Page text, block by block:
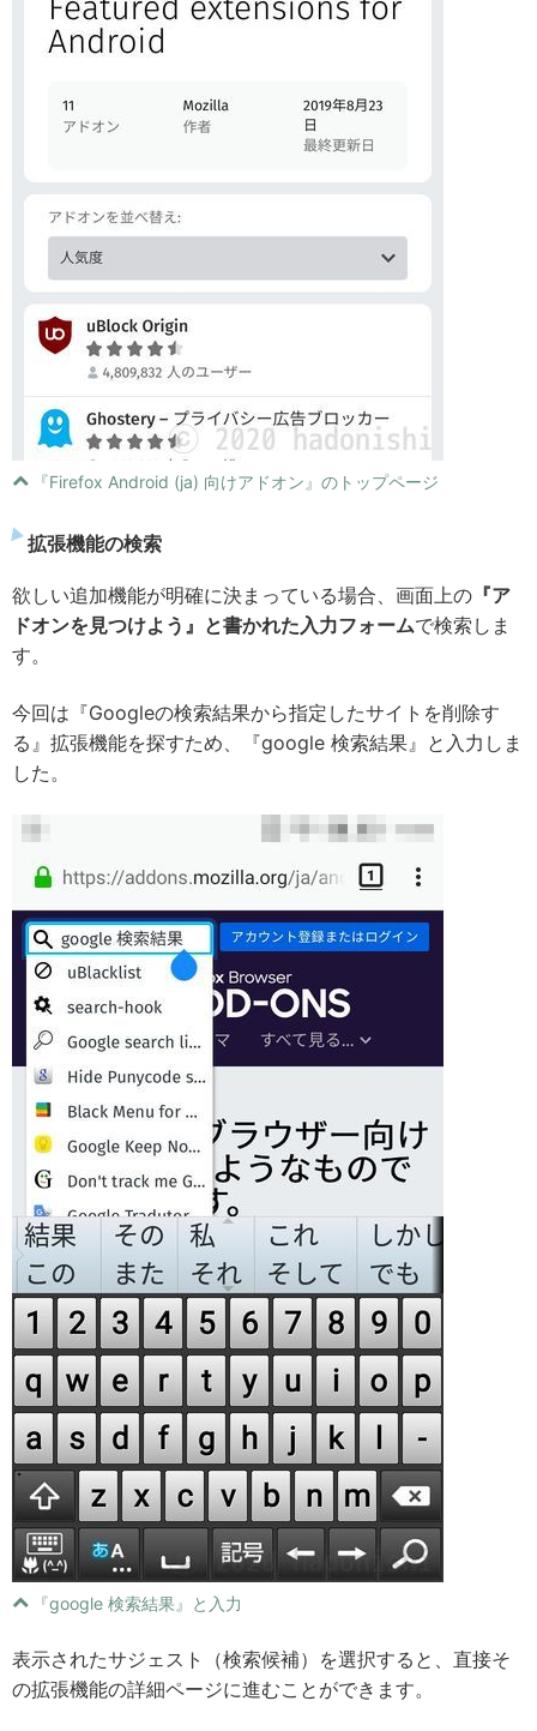
『Firefox Android (ja) 向けアドオン』のトップページ
拡張機能の検索
欲しい追加機能が明確に決まっている場合、画面上の 『ア
ドオンを見つけよう』と書かれた入力フォームで検索しま
す。
今回は『Googleの検索結果から指定したサイトを削除す
る』拡張機能を探すため、『google 検索結果』と入力しま
した。
『google 検索結果』と入力
表示されたサジェスト（検索候補）を選択すると、直接そ
の拡張機能の詳細ページに進むことができます。